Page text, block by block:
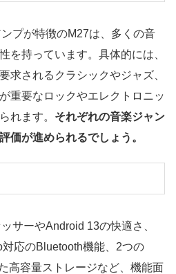
プが特徴のM27は、多くの音
を持っています。具体的には、
求されるクラシックやジャズ、
重要なロックやエレクトロニッ
れます。 それぞれの音楽ジャン
価が進められるでしょう。
サーやAndroid 13の快適さ、
応のBluetooth機能、2つの
高容量ストレージなど、機能面